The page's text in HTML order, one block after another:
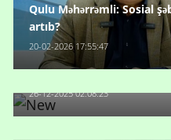
Qulu Məhərrəmli: Sosial
artıb?
20-02-2026 17:55:47
Məni bura NAZİR
fəaliyyətdə olan və...
26-12-2025 02:08:23